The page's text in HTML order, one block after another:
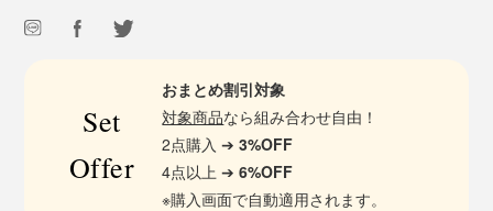
Set
Offer
おまとめ割引対象
対象商品なら組み合わせ自由！
2点購入 ➔3%OFF
4点以上 ➔6%OFF
※購入画面で自動適用されます。